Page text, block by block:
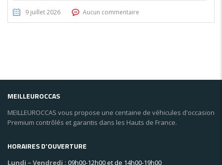
9 juillet 2026 Aucun commentaire
MEILLEUROCCAS
MEILLEUROCCAS vous propose une centaine de véhicules d'occasion
Premium contrôlés et garantis dans les Hauts de France.
HORAIRES D’OUVERTURE
Lundi – Vendredi : 09h00-12h00 et de 14h00-19h00